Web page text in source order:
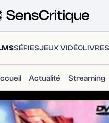
SÉRIESJEUX VIDÉOLIVRES
Actualité Streaming